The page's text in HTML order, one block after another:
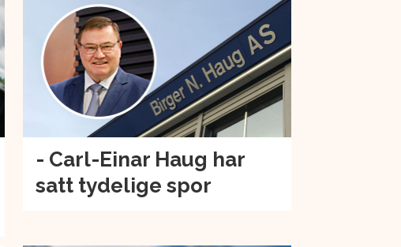
- Carl-Einar Haug har
satt tydelige spor